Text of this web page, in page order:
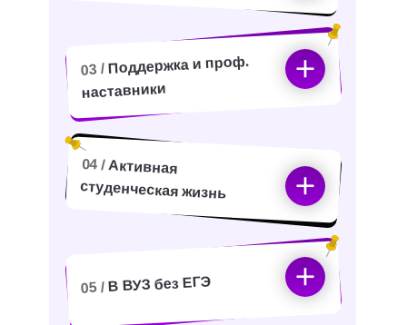
04 /Активная
студенческая жизнь
05 / В ВУЗ без ЕГЭ
03 / Поддержка и проф.
наставники